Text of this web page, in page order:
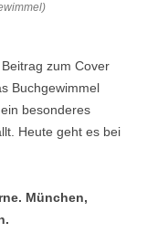
zum Cover
Buchgewimmel
besonderes
Heute geht es bei
München,